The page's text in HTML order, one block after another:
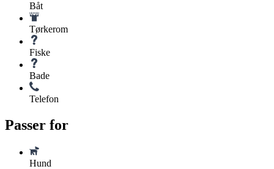
Båt
Tørkerom
Fiske
Bade
Telefon
Passer for
Hund